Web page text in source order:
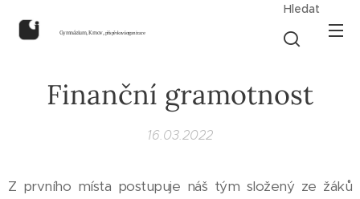
Gymnázium, Krnov,příspěvková organizace
Hledat
Finanční gramotnost
16.03.2022
Z prvního místa postupuje náš tým složený ze žáků